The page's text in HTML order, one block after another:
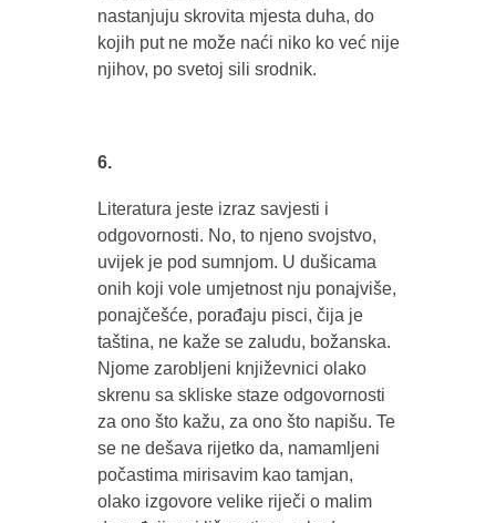
nastanjuju skrovita mjesta duha, do
kojih put ne može naći niko ko već nije
njihov, po svetoj sili srodnik.
6.
Literatura jeste izraz savjesti i
odgovornosti. No, to njeno svojstvo,
uvijek je pod sumnjom. U dušicama
onih koji vole umjetnost nju ponajviše,
ponajčešće, porađaju pisci, čija je
taština, ne kaže se zaludu, božanska.
Njome zarobljeni književnici olako
skrenu sa skliske staze odgovornosti
za ono što kažu, za ono što napišu. Te
se ne dešava rijetko da, namamljeni
počastima mirisavim kao tamjan,
olako izgovore velike riječi o malim